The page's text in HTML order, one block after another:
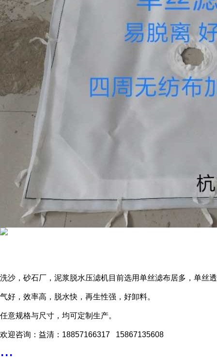
洗沙，砂石厂，泥浆脱水压滤机目前选用单丝滤布居多，单丝透
气好，效率高，脱水快，再生性强，好卸料。
任意规格与尺寸，均可定制生产。
欢迎咨询：益清：18857166317 15867135608
...